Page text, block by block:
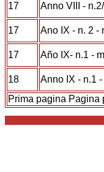
17 Anno VIII -
17 Ano IX - n. 2 -
17 Año IX- n.1 -
18
Anno IX - n.1
Prima pagina Pagina